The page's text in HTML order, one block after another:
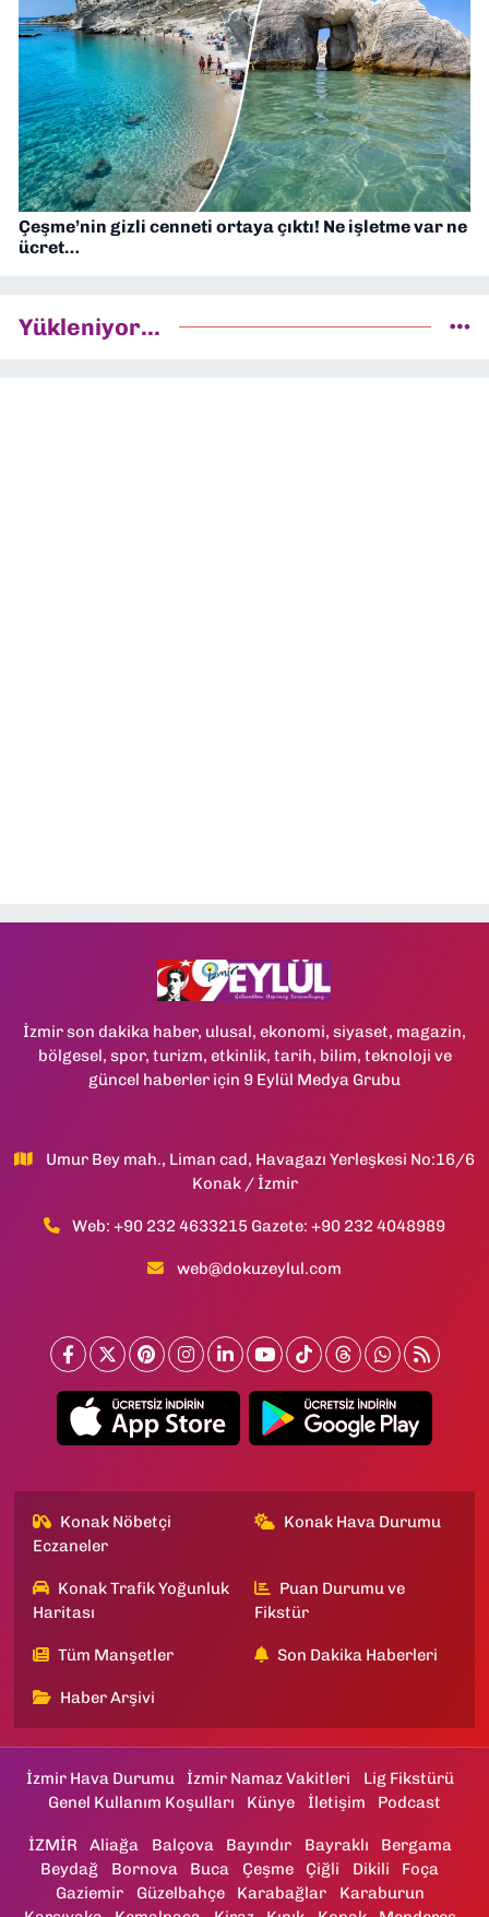
Çeşme’nin gizli cenneti ortaya çıktı! Ne işletme var ne
ücret…
Yükleniyor...
İzmir son dakika haber, ulusal, ekonomi, siyaset, magazin,
bölgesel, spor, turizm, etkinlik, tarih, bilim, teknoloji ve
güncel haberler için 9 Eylül Medya Grubu
Umur Bey mah., Liman cad, Havagazı Yerleşkesi No:16/6
Konak / İzmir
Web: +90 232 4633215 Gazete: +90 232 4048989
web@dokuzeylul.com
Konak Nöbetçi
Eczaneler
Konak Hava Durumu
Konak Trafik Yoğunluk
Haritası
Puan Durumu ve
Fikstür
Tüm Manşetler Son Dakika Haberleri
Haber Arşivi
İzmir Hava Durumu İzmir Namaz Vakitleri
Lig Fikstürü
Genel Kullanım Koşulları
Künye İletişim Podcast
İZMİR Aliağa Balçova Bayındır Bayraklı
Bergama
Beydağ
Bornova Buca Çeşme Çiğli Dikili
Foça
Gaziemir
Güzelbahçe Karabağlar
Karaburun